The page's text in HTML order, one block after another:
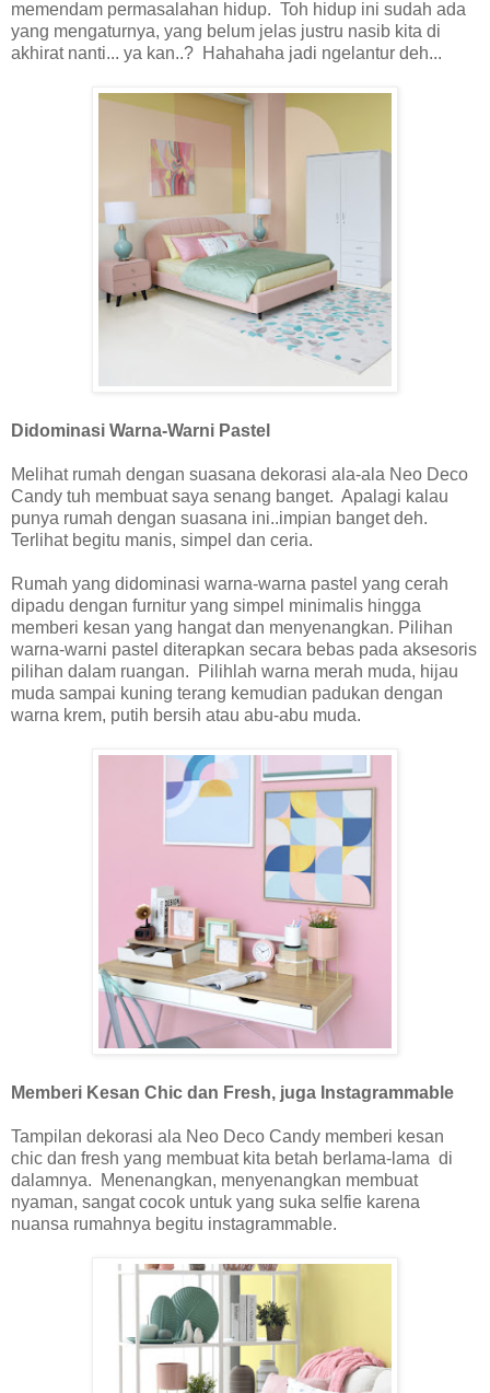
memendam permasalahan hidup. Toh hidup ini sudah ada
yang mengaturnya, yang belum jelas justru nasib kita di
akhirat nanti... ya kan..? Hahahaha jadi ngelantur deh...
Didominasi Warna-Warni Pastel
Melihat rumah dengan suasana dekorasi ala-ala Neo Deco
Candy tuh membuat saya senang banget. Apalagi kalau
punya rumah dengan suasana ini..impian banget deh.
Terlihat begitu manis, simpel dan ceria.
Rumah yang didominasi warna-warna pastel yang cerah
dipadu dengan furnitur yang simpel minimalis hingga
memberi kesan yang hangat dan menyenangkan. Pilihan
warna-warni pastel diterapkan secara bebas pada aksesoris
pilihan dalam ruangan. Pilihlah warna merah muda, hijau
muda sampai kuning terang kemudian padukan dengan
warna krem, putih bersih atau abu-abu muda.
Memberi Kesan Chic dan Fresh, juga Instagrammable
Tampilan dekorasi ala Neo Deco Candy memberi kesan
chic dan fresh yang membuat kita betah berlama-lama di
dalamnya. Menenangkan, menyenangkan membuat
nyaman, sangat cocok untuk yang suka selfie karena
nuansa rumahnya begitu instagrammable.